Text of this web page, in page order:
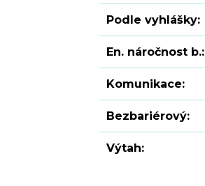
Podle vyhlášky:
En. náročnost b.:
Komunikace:
Bezbariérový:
Výtah: